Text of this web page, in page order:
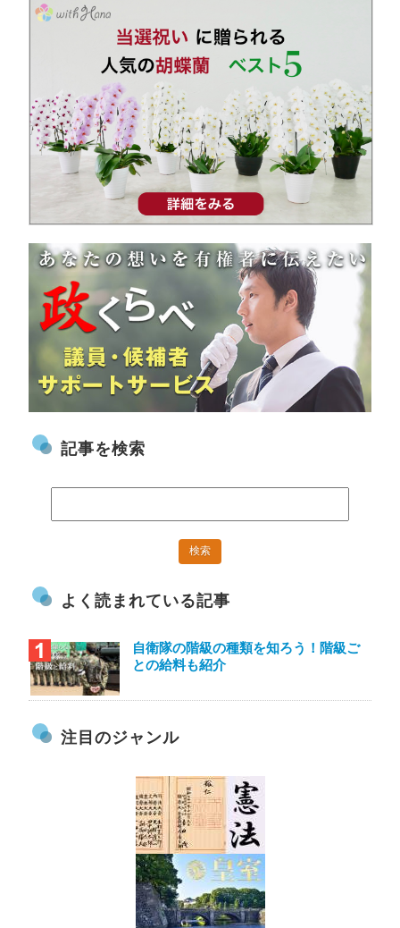
記事を検索
よく読まれている記事
自衛隊の階級の種類を知ろう！階級ご
との給料も紹介
注目のジャンル